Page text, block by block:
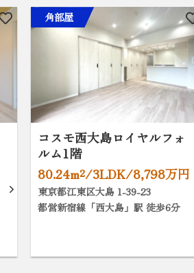
角部屋
コスモ西大島ロイヤルフォ
ルム1階
80.24m²/3LDK/8,798万円
東京都江東区大島 1-39-23
都営新宿線「西大島」駅 徒歩6分